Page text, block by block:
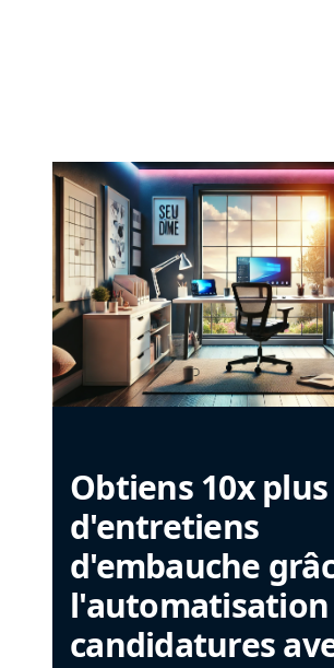
Obtiens 10x plus
d'entretiens
d'embauche
l'automatisation
candidatures